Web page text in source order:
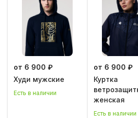
от 6 900 ₽
Худи мужские
Есть в наличии
от 6 900 ₽
Куртка
женская
Есть в наличии